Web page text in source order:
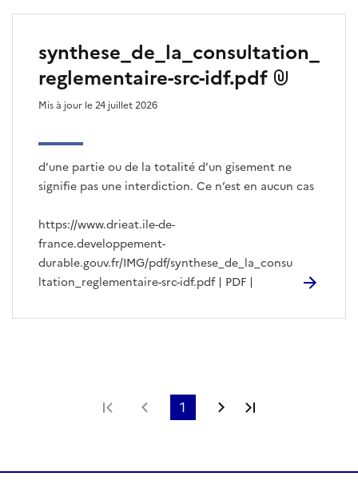
synthese_de_la_consultation_
reglementaire-src-idf.pdf
d’une partie ou de la totalité d’un gisement ne
signifie pas une interdiction. Ce n’est en aucun cas
Mis à jour le 24 juillet 2026
https://www.drieat.ile-de-
france.developpement-
durable.gouv.fr/IMG/pdf/synthese_de_la_consu
ltation_reglementaire-src-idf.pdf | PDF |
Première pagePage précédente
1 Page suivante